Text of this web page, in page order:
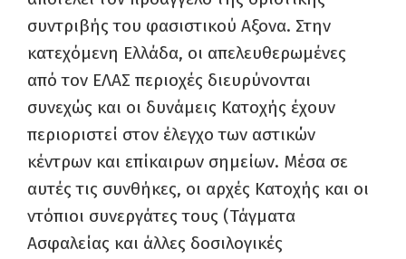
συντριβής του φασιστικού Αξονα. Στην
κατεχόμενη Ελλάδα, οι απελευθερωμένες
από τον ΕΛΑΣ περιοχές διευρύνονται
συνεχώς και οι δυνάμεις Κατοχής έχουν
περιοριστεί στον έλεγχο των αστικών
κέντρων και επίκαιρων σημείων. Μέσα σε
αυτές τις συνθήκες, οι αρχές Κατοχής και οι
ντόπιοι συνεργάτες τους (Τάγματα
Ασφαλείας και άλλες δοσιλογικές